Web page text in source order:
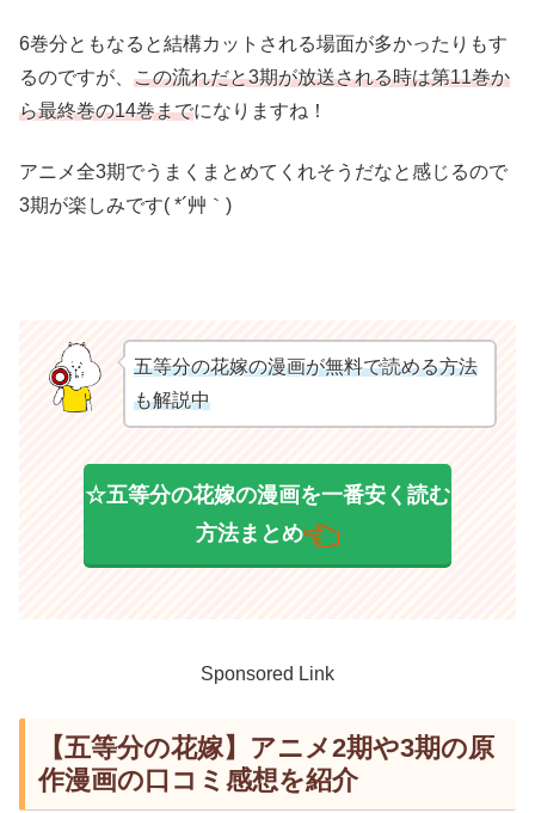
6巻分ともなると結構カットされる場面が多かったりもす
るのですが、 この流れだと3期が放送される時は第11巻か
ら最終巻の14巻までになりますね！
アニメ全3期でうまくまとめてくれそうだなと感じるので
3期が楽しみです( *´艸｀)
五等分の花嫁の漫画が無料で読める方法
も解説中
☆五等分の花嫁の漫画を一番安く読む
方法まとめ
Sponsored Link
【五等分の花嫁】アニメ2期や3期の原
作漫画の口コミ感想を紹介